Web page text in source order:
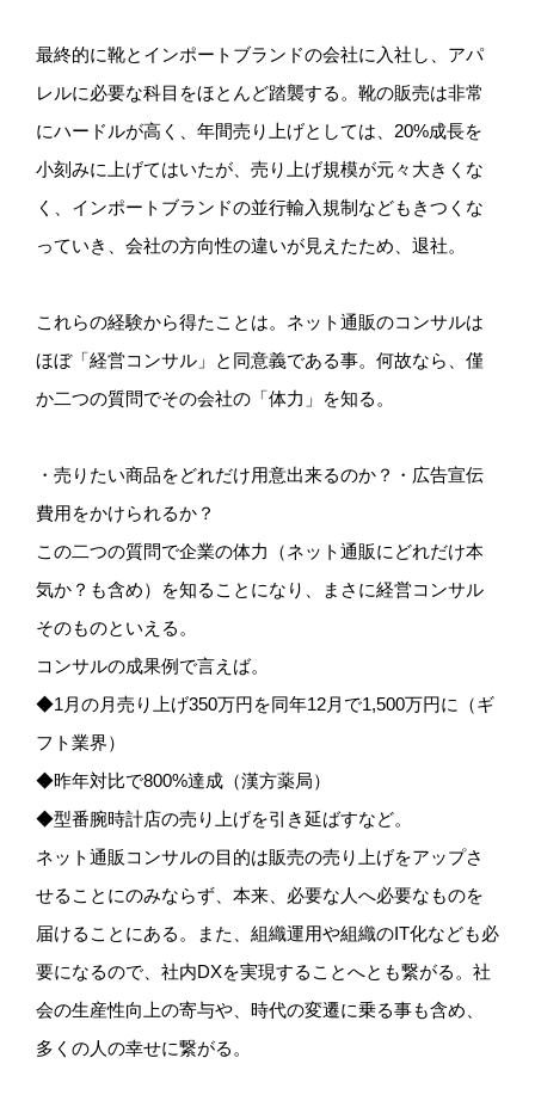
最終的に靴とインポートブランドの会社に入社し、アパ
レルに必要な科目をほとんど踏襲する。靴の販売は非常
にハードルが高く、年間売り上げとしては、20%成長を
小刻みに上げてはいたが、売り上げ規模が元々大きくな
く、インポートブランドの並行輸入規制などもきつくな
っていき、会社の方向性の違いが見えたため、退社。
これらの経験から得たことは。ネット通販のコンサルは
ほぼ「経営コンサル」と同意義である事。何故なら、僅
か二つの質問でその会社の「体力」を知る。
・売りたい商品をどれだけ用意出来るのか？・広告宣伝
費用をかけられるか？
この二つの質問で企業の体力（ネット通販にどれだけ本
気か？も含め）を知ることになり、まさに経営コンサル
そのものといえる。
コンサルの成果例で言えば。
◆1月の月売り上げ350万円を同年12月で1,500万円に（ギ
フト業界）
◆昨年対比で800%達成（漢方薬局）
◆型番腕時計店の売り上げを引き延ばすなど。
ネット通販コンサルの目的は販売の売り上げをアップさ
せることにのみならず、本来、必要な人へ必要なものを
届けることにある。また、組織運用や組織のIT化なども必
要になるので、社内DXを実現することへとも繋がる。社
会の生産性向上の寄与や、時代の変遷に乗る事も含め、
多くの人の幸せに繋がる。